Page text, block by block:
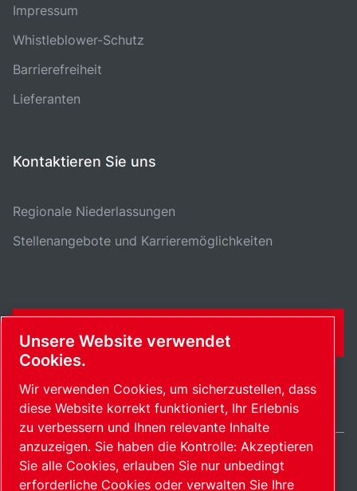
Impressum
Whistleblower-Schutz
Barrierefreiheit
Lieferanten
Kontaktieren Sie uns
Regionale Niederlassungen
Stellenangebote und Karrieremöglichkeiten
KONTAKTFORMULAR
SitemapCookies verwalten© 2026 Copyright.
Germany / DE
Unsere Website verwendet
Cookies.
Wir verwenden Cookies, um sicherzustellen, dass
diese Website korrekt funktioniert, Ihr Erlebnis
zu verbessern und Ihnen relevante Inhalte
anzuzeigen. Sie haben die Kontrolle: Akzeptieren
Sie alle Cookies, erlauben Sie nur unbedingt
erforderliche Cookies oder verwalten Sie Ihre